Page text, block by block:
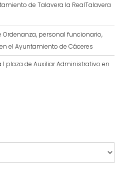
de Talavera la RealTalavera
personal funcionario,
el Ayuntamiento de Cáceres
plaza de Auxiliar Administrativo en